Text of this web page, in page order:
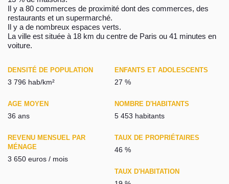
Il y a 80 commerces de proximité dont des commerces, des
restaurants et un supermarché.
Il y a de nombreux espaces verts.
La ville est située à 18 km du centre de Paris ou 41 minutes en
voiture.
DENSITÉ DE POPULATION
3 796 hab/km²
ENFANTS ET ADOLESCENTS
27 %
AGE MOYEN
36 ans
NOMBRE D'HABITANTS
5 453 habitants
REVENU MENSUEL PAR
MÉNAGE
3 650 euros / mois
TAUX DE PROPRIÉTAIRES
46 %
TAUX D'HABITATION